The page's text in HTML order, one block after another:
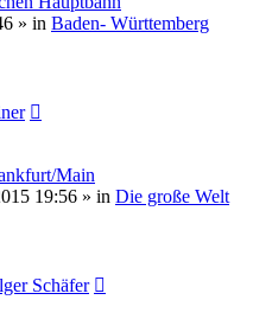
» in Baden- Württemberg
Main
19:56 » in Die große Welt
Schäfer